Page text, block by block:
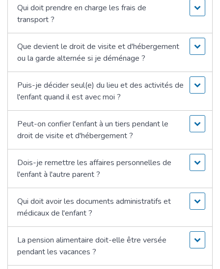
Qui doit prendre en charge les frais de
transport ?
Que devient le droit de visite et d'hébergement
ou la garde alternée si je déménage ?
Puis-je décider seul(e) du lieu et des activités de
l'enfant quand il est avec moi ?
Peut-on confier l'enfant à un tiers pendant le
droit de visite et d'hébergement ?
Dois-je remettre les affaires personnelles de
l'enfant à l'autre parent ?
Qui doit avoir les documents administratifs et
médicaux de l'enfant ?
La pension alimentaire doit-elle être versée
pendant les vacances ?